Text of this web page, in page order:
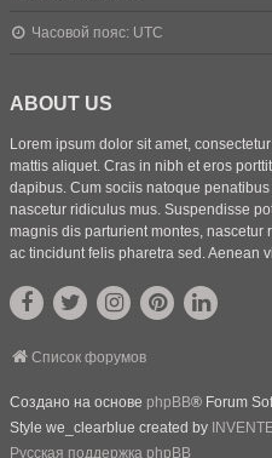
Часовой пояс: UTC
ABOUT US
Lorem ipsum dolor sit amet,
mattis aliquet. Cras in nibh et eros
dapibus. Cum sociis natoque
nascetur ridiculus mus. Suspendisse
magnis dis parturient montes, nascetur
ac tincidunt felis pharetra sed. Aenean
Список форумов
Создано на основе phpBB® Forum
Style we_clearblue created by
Русская поддержка phpBB